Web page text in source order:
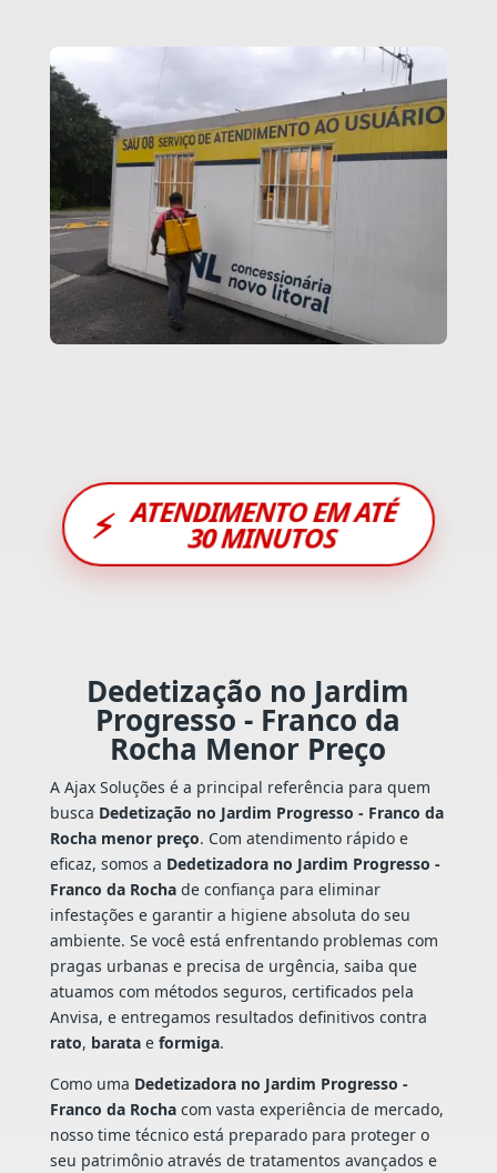
⚡ ATENDIMENTO EM ATÉ
30 MINUTOS
Dedetização no Jardim
Progresso - Franco da
Rocha Menor Preço
A Ajax Soluções é a principal referência para quem
busca Dedetização no Jardim Progresso - Franco da
Rocha menor preço. Com atendimento rápido e
eficaz, somos a Dedetizadora no Jardim Progresso -
Franco da Rochade confiança para eliminar
infestações e garantir a higiene absoluta do seu
ambiente. Se você está enfrentando problemas com
pragas urbanas e precisa de urgência, saiba que
atuamos com métodos seguros, certificados pela
Anvisa, e entregamos resultados definitivos contra
rato, baratae formiga.
Como uma Dedetizadora no Jardim Progresso -
Franco da Rochacom vasta experiência de mercado,
nosso time técnico está preparado para proteger o
seu patrimônio através de tratamentos avançados e